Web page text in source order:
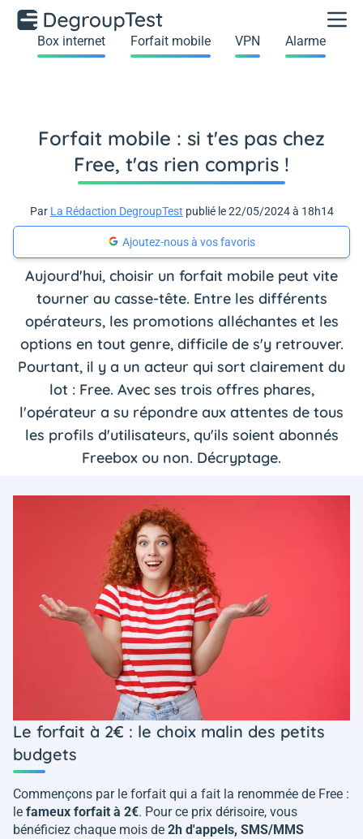
Box internet Forfait mobile VPN Alarme
Forfait mobile : si t'es pas chez
Free, t'as rien compris !
Par La Rédaction DegroupTest publié le 22/05/2024 à 18h14
Ajoutez-nous à vos favoris
Aujourd'hui, choisir un forfait mobile peut vite
tourner au casse-tête. Entre les différents
opérateurs, les promotions alléchantes et les
options en tout genre, difficile de s'y retrouver.
Pourtant, il y a un acteur qui sort clairement du
lot : Free. Avec ses trois offres phares,
l'opérateur a su répondre aux attentes de tous
les profils d'utilisateurs, qu'ils soient abonnés
Freebox ou non. Décryptage.
Le forfait à 2€ : le choix malin des petits
budgets
Commençons par le forfait qui a fait la renommée de Free :
le fameux forfait à 2€. Pour ce prix dérisoire, vous
bénéficiez chaque mois de 2h d'appels, SMS/MMS